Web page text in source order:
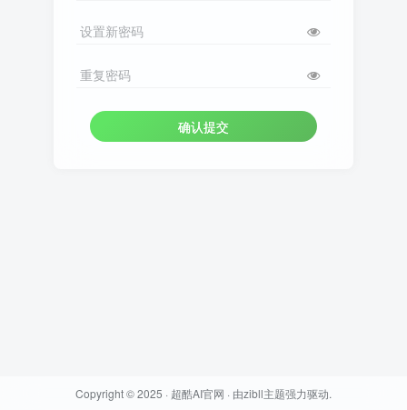
设置新密码
重复密码
确认提交
Copyright © 2025 · 超酷AI官网 · 由zibll主题强力驱动.